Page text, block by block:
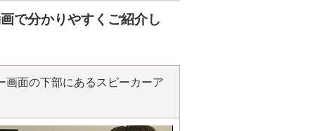
で分かりやすくご紹介し
画面の下部にあるスピーカーア